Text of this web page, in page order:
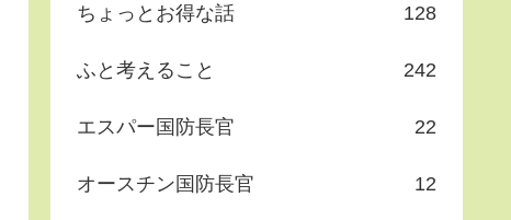
ちょっとお得な話 128
ふと考えること 242
エスパー国防長官 22
オースチン国防長官 12